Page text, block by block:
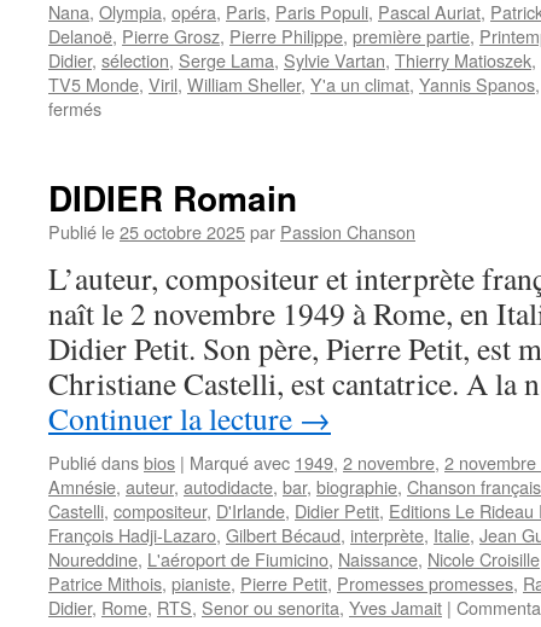
Nana, Olympia, opéra, Paris, Paris Populi, Pascal Auriat,
Delanoë, Pierre Grosz, Pierre Philippe, première partie,
Didier, sélection, Serge Lama, Sylvie Vartan, Thierry Matioszek,
TV5 Monde, Viril, William Sheller, Y'a un climat, Yannis Spanos
ferméssur
DIDIER Romain
Publié le25 octobre 2025par Passion Chanson
L’auteur, compositeur et interprète
naît le 2 novembre 1949 à Rome, en
Didier Petit. Son père, Pierre Petit, est
Christiane Castelli, est cantatrice. A la
Continuer la lecture →
Publié dansbios | Marqué avec 1949, 2 novembre, 2
Amnésie, auteur, autodidacte, bar, biographie, Chanson
Castelli, compositeur, D'Irlande, Didier Petit, Editions Le Rideau
François Hadji-Lazaro, Gilbert Bécaud, interprète, Italie, Jean
Noureddine, L'aéroport de Fiumicino, Naissance, Nicole Croisille
Patrice Mithois, pianiste, Pierre Petit, Promesses promesses,
Didier, Rome, RTS, Senor ou senorita, Yves Jamait |